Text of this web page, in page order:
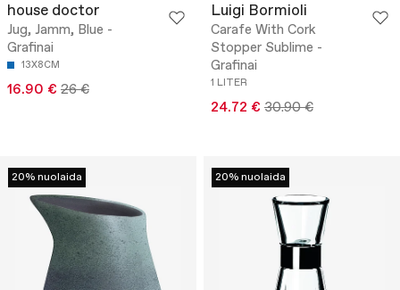
house doctor
Jug, Jamm, Blue -
Grafinai
13X8CM
16.90 € 26 €
Luigi Bormioli
Carafe With Cork
Stopper Sublime -
Grafinai
1 LITER
24.72 € 30.90 €
20% nuolaida 20% nuolaida